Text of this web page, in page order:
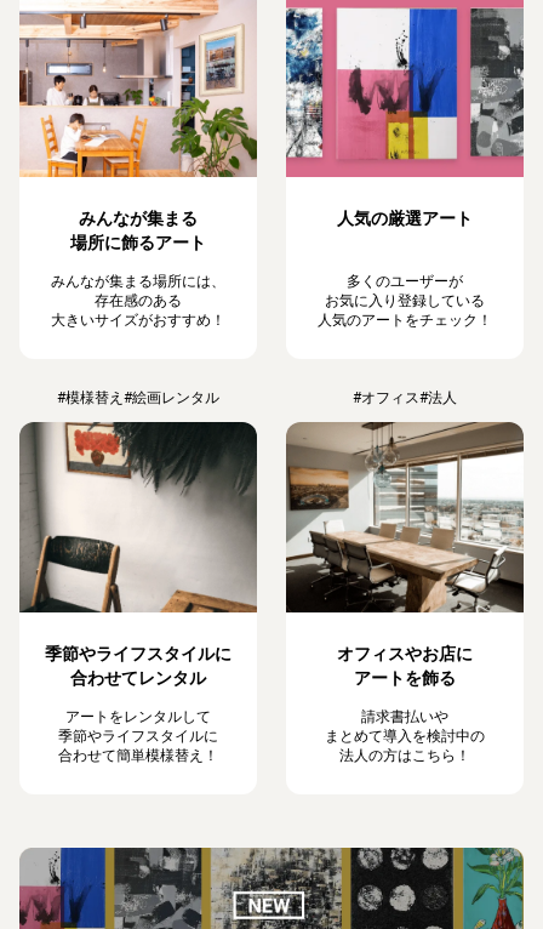
みんなが集まる
場所に飾るアート
みんなが集まる場所には、
存在感のある
大きいサイズがおすすめ！
人気の厳選アート
多くのユーザーが
お気に入り登録している
人気のアートをチェック！
#模様替え #絵画レンタル
季節やライフスタイルに
合わせてレンタル
アートをレンタルして
季節やライフスタイルに
合わせて簡単模様替え！
#オフィス#法人
オフィスやお店に
アートを飾る
請求書払いや
まとめて導入を検討中の
法人の方はこちら！